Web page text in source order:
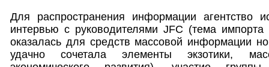
Для распространения информации агентство
интервью с руководителями JFC (тема
оказалась для средств массовой информации
удачно сочетала элементы экзотики,